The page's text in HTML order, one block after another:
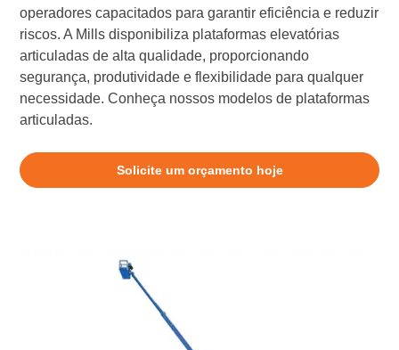
operadores capacitados para garantir eficiência e reduzir
riscos. A Mills disponibiliza plataformas elevatórias
articuladas de alta qualidade, proporcionando
segurança, produtividade e flexibilidade para qualquer
necessidade. Conheça nossos modelos de plataformas
articuladas.
Solicite um orçamento hoje